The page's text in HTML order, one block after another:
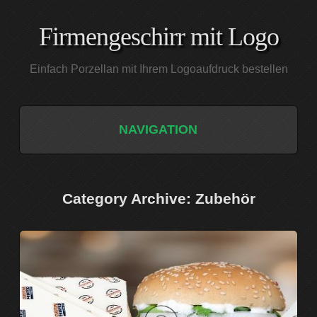
Firmengeschirr mit Logo
Einfach Porzellan mit Ihrem Logoaufdruck bestellen
NAVIGATION
PORZELLAN
GESCHIRR MAXIMA QUALITÄT
Category Archive: Zubehör